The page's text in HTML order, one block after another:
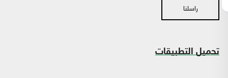
راسلنا
تحميل التطبيقات